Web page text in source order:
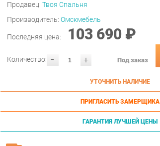
Продавец: Твоя Спальня
Производитель: Омскмебель
Последняя цена: 103 690 ₽
- +
Количество: Под заказ
УТОЧНИТЬ НАЛИЧИЕ
ПРИГЛАСИТЬ ЗАМЕРЩИКА
ГАРАНТИЯ ЛУЧШЕЙ ЦЕНЫ